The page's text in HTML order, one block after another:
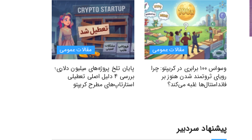
مقالات عمومی
وسواس ۱۰۰ برابری در کریپتو: چرا
رویای ثروتمند شدن هنوز بر
فاندامنتال‌ها غلبه می‌کند؟
مقالات عمومی
پایان تلخ پروژه‌های میلیون دلاری؛
بررسی ۴ دلیل اصلی تعطیلی
استارتاپ‌های مطرح کریپتو
پیشنهاد سردبیر